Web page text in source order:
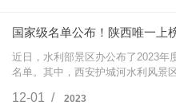
近日，水利部景区办公布了2023年
名单。其中，西安护城河水利风景
的又一次国…
12-01 / 2023